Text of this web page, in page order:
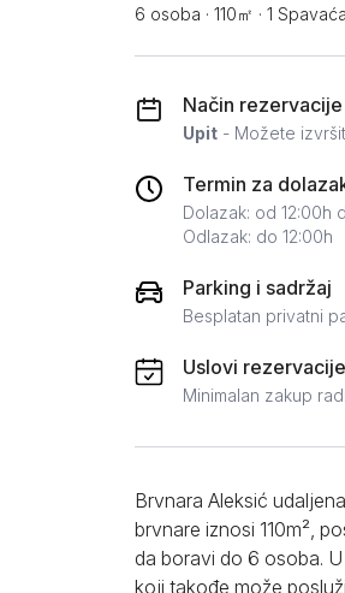
6 osoba · 110㎡ · 1
Način rezervacije
Upit - Možete
Termin za
Dolazak: od 12:00h
Odlazak: do 12:00h
Parking i sadržaj
Besplatan privatni
Uslovi rezervacije
Minimalan zakup
Brvnara Aleksić
brvnare iznosi 110m²,
da boravi do 6 osoba.
koji takođe može